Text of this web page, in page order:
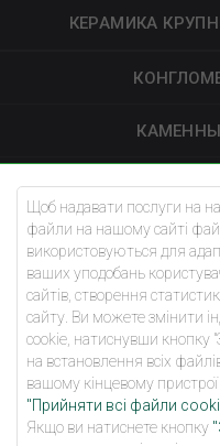
Щоб надавати послуги на
файли на нашому сайті
використовуються для
ваших уподобань
сайтів, створення
сайту. Ви можете змінити
cookie, натиснувши кнопку
на встановлення всіх
вашому кінцевому пристрої
"Прийняти всі файли
Якщо ви натиснете кнопку
КЕРАМИКА
УКЛАДКА